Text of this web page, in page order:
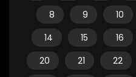
8
9 10
14
15 16
20
21 22